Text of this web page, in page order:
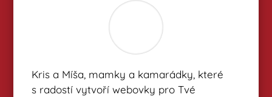
Kris a Míša, mamky a kamarádky, které
s radostí vytvoří webovky pro Tvé